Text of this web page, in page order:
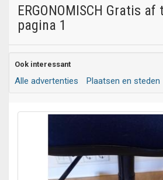
ERGONOMISCH Gratis af
pagina 1
Ook interessant
Alle advertenties Plaatsen en steden